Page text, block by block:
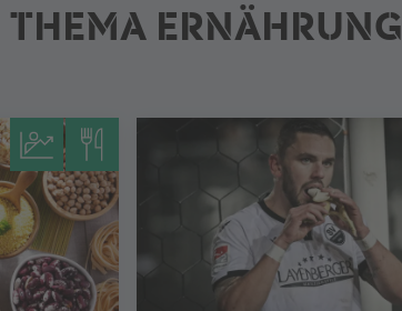
ERNÄHRUNG